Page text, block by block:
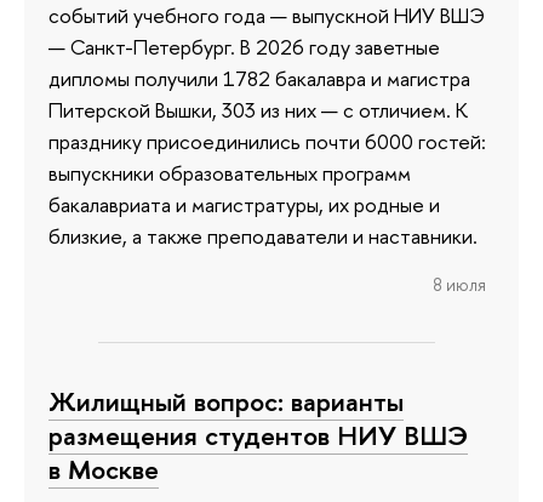
событий учебного года — выпускной НИУ ВШЭ
— Санкт-Петербург. В 2026 году заветные
дипломы получили 1782 бакалавра и магистра
Питерской Вышки, 303 из них — с отличием. К
празднику присоединились почти 6000 гостей:
выпускники образовательных программ
бакалавриата и магистратуры, их родные и
близкие, а также преподаватели и наставники.
8 июля
Жилищный вопрос: варианты
размещения студентов НИУ ВШЭ
в Москве